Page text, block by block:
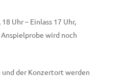
Uhr – Einlass 17 Uhr,
wird noch
der Konzertort werden